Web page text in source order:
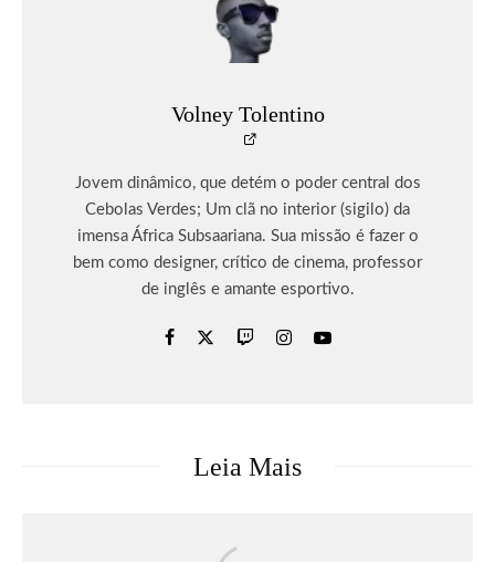
Volney Tolentino
Jovem dinâmico, que detém o poder central dos
Cebolas Verdes; Um clã no interior (sigilo) da
imensa África Subsaariana. Sua missão é fazer o
bem como designer, crítico de cinema, professor
de inglês e amante esportivo.
Leia Mais